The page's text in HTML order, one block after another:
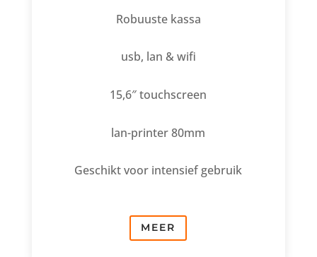
Robuuste kassa
usb, lan & wifi
15,6″ touchscreen
lan-printer 80mm
Geschikt voor intensief gebruik
MEER